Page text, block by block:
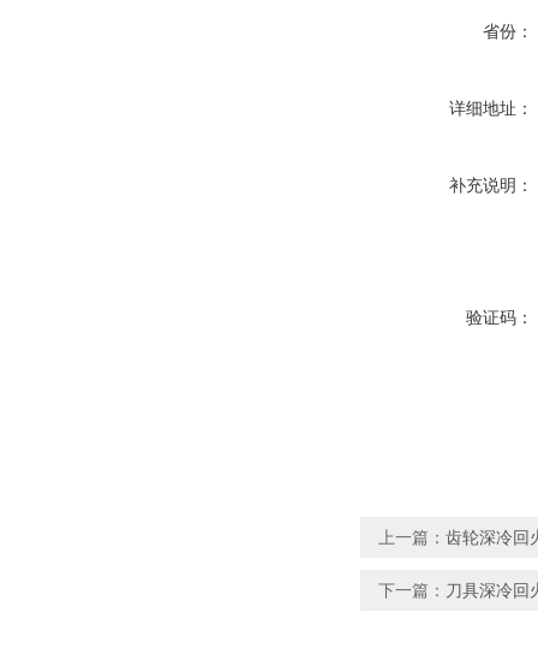
省份：
详细地址：
补充说明：
验证码：
上一篇： 齿轮深冷回
下一篇： 刀具深冷回